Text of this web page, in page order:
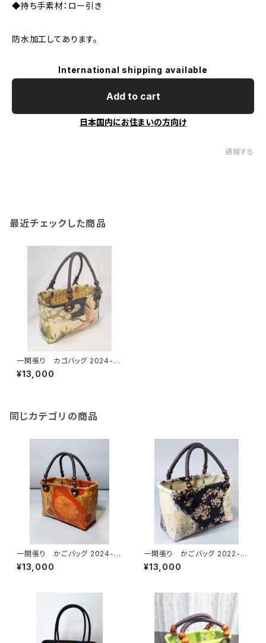
◆持ち手素材：ロー引き
防水加工してあります。
International shipping available
Add to cart
日本国内にお住まいの方向け
通報する
最近チェックした商品
一閑張り カゴバッグ 2024-10
鷹、菊模様
¥13,000
同じカテゴリの商品
一閑張り かごバッグ 2024-5
白地、和モダン
¥13,000
一閑張り かごバッグ 2022-10
白地 黒地桜
¥13,000